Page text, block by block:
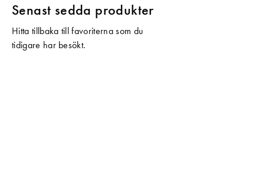
Senast sedda produkter
Hitta tillbaka till favoriterna som du
tidigare har besökt.